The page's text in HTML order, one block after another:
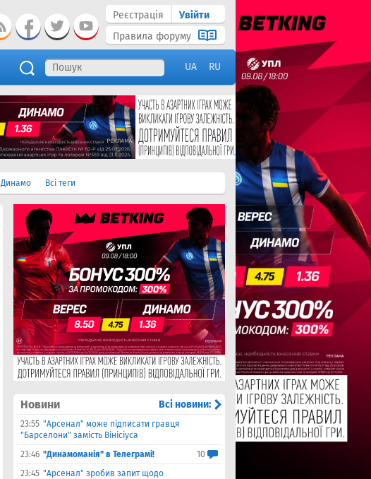
Реєстрація
Увійти
Правила форуму
UA RU
Динамо Всі теги
Новини Всі новини:
23:55 "Арсенал" може підписати гравця
"Барселони" замість Вінісіуса
23:46 "Динамоманія" в Телеграмі!
10
23:45 "Арсенал" зробив запит щодо